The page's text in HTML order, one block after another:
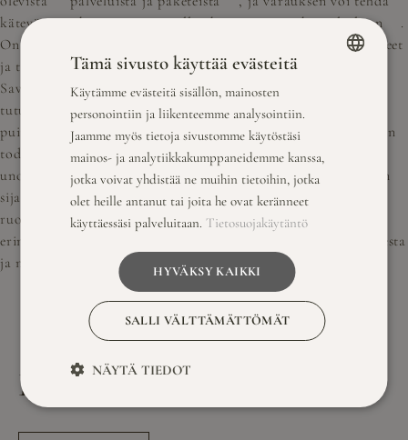
kätevästi verkossa tai ottamalla yhteyttä
asiakaspalveluun
.
On suositeltavaa tehdä varaus hyvissä ajoin, jotta kaikki toiveet
ja tarpeet voidaan huomioida parhaalla mahdollisella tavalla.
Savutuvan Apajalla on myös mahdollista järjestää
tutustumiskäynti, jolloin voi paikan päällä nähdä, millaiset
puitteet ja mahdollisuudet ovat tarjolla. Yhteenvetona voidaan
todeta, että Savutuvan Apaja tarjoaa täydelliset puitteet
unohtumattoman virkistyspäivän viettoon. Sen ainutlaatuinen
sijainti, monipuoliset aktiviteetit, herkulliset
ruokailumahdollisuudet ja räätälöidyt palvelut tekevät siitä
erinomaisen valinnan kaikille, jotka haluavat irrottautua arjesta
ja nauttia ikimuistoisesta päivästä luonnon helmassa.
LUE MYÖS NÄMÄ
Tämä sivusto käyttää evästeitä
Käytämme evästeitä sisällön, mainosten
personointiin ja liikenteemme analysointiin.
Jaamme myös tietoja sivustomme käytöstäsi
mainos- ja analytiikkakumppaneidemme kanssa,
jotka voivat yhdistää ne muihin tietoihin, jotka
olet heille antanut tai joita he ovat keränneet
käyttäessäsi palveluitaan. Tietosuojakäytäntö
HYVÄKSY KAIKKI
SALLI VÄLTTÄMÄTTÖMÄT
NÄYTÄ TIEDOT